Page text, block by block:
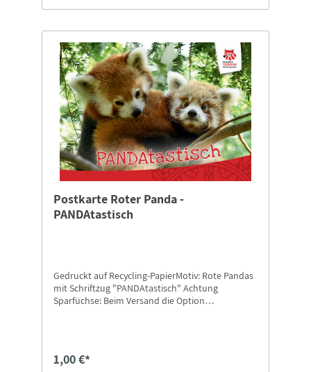
Postkarte Roter Panda -
PANDAtastisch
Gedruckt auf Recycling-PapierMotiv: Rote Pandas
mit Schriftzug "PANDAtastisch" Achtung
Sparfüchse: Beim Versand die Option
1,00 €*